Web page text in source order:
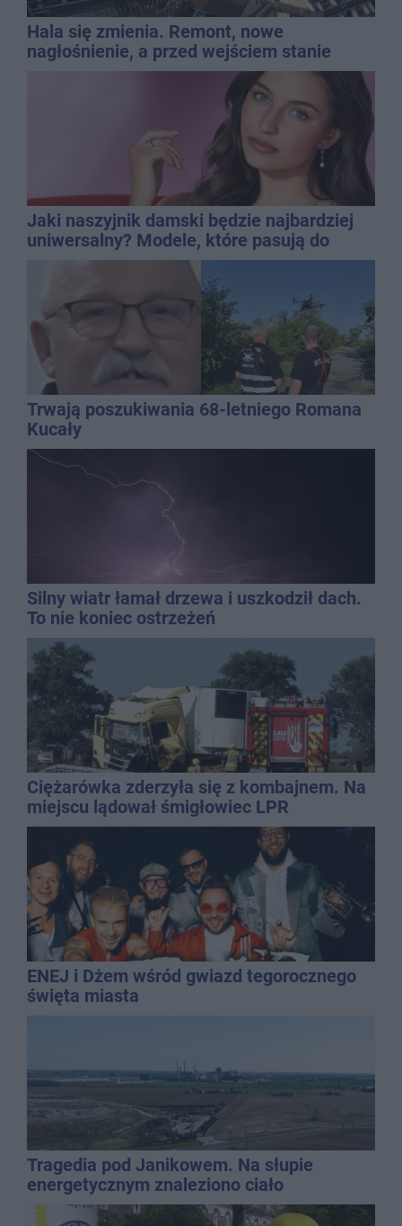
Hala się zmienia. Remont, nowe
nagłośnienie, a przed wejściem stanie
QEMETICA ARENA
Jaki naszyjnik damski będzie najbardziej
uniwersalny? Modele, które pasują do
wielu stylizacji
Trwają poszukiwania 68-letniego Romana
Kucały
Silny wiatr łamał drzewa i uszkodził dach.
To nie koniec ostrzeżeń
Ciężarówka zderzyła się z kombajnem. Na
miejscu lądował śmigłowiec LPR
ENEJ i Dżem wśród gwiazd tegorocznego
święta miasta
Tragedia pod Janikowem. Na słupie
energetycznym znaleziono ciało
mężczyzny